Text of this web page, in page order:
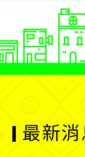
最新消